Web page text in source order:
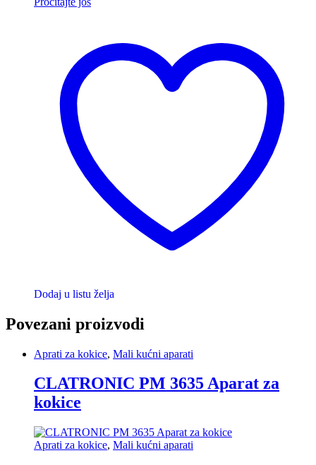
Dodaj u listu želja
Povezani proizvodi
Aprati za kokice, Mali kućni aparati
CLATRONIC PM 3635 Aparat za
kokice
Aprati za kokice, Mali kućni aparati